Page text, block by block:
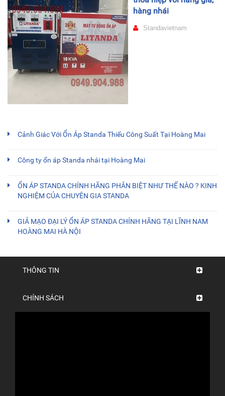
hàng nhái
Standavietnam
Cảnh Giác Với Ổn Áp Standa Thiếu Công Suất Tại Hoàng Mai
Công ty ổn áp Standa nhái tại Hoàng Mai
ỔN ÁP STANDA CHÍNH HÃNG PHÂN BIỆT NHƯ THẾ NÀO ? KINH
NGHIỆM CỦA CHUYÊN GIA STANDA
GIẢ MẠO ĐẠI LÝ ỔN ÁP STANDA CHÍNH HÃNG TẠI LĨNH NAM
HOÀNG MAI HÀ NỘI
THÔNG TIN
CHÍNH SÁCH